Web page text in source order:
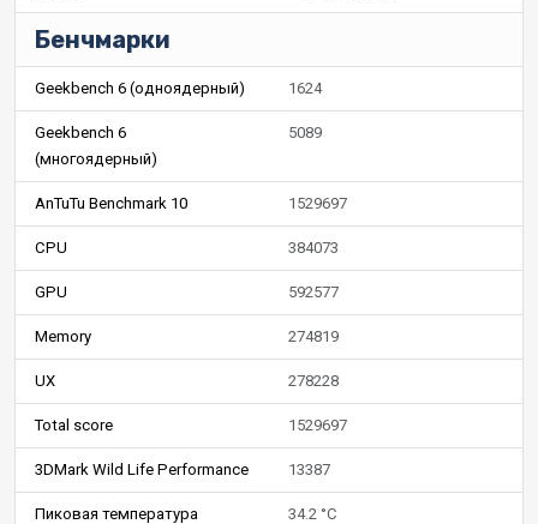
Бенчмарки
Geekbench 6 (одноядерный) 1624
Geekbench 6
(многоядерный)
5089
AnTuTu Benchmark 10 1529697
CPU 384073
GPU 592577
Memory 274819
UX 278228
Total score 1529697
3DMark Wild Life Performance 13387
Пиковая температура
34.2 °C